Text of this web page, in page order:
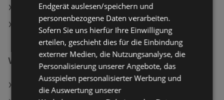
OBI in Steyregg
OBI in Bruck an der Mur
Weiterführende Links
OBI Angebote
Endgerät auslesen/speichern und
personenbezogene Daten verarbeiten.
Sofern Sie uns hierfür Ihre Einwilligung
erteilen, geschieht dies für die Einbindung
externer Medien, die Nutzungsanalyse, die
Personalisierung unserer Angebote, das
Ausspielen personalisierter Werbung und
die Auswertung unserer